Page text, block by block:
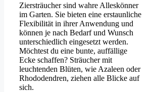
Ziersträucher sind wahre Alleskönner
im Garten. Sie bieten eine erstaunliche
Flexibilität in ihrer Anwendung und
können je nach Bedarf und Wunsch
unterschiedlich eingesetzt werden.
Möchtest du eine bunte, auffällige
Ecke schaffen? Sträucher mit
leuchtenden Blüten, wie Azaleen oder
Rhododendren, ziehen alle Blicke auf
sich.